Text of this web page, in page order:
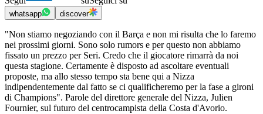
whatsapp discover
"Non stiamo negoziando con il Barça e non mi risulta che lo faremo
nei prossimi giorni. Sono solo rumors e per questo non abbiamo
fissato un prezzo per Seri. Credo che il giocatore rimarrà da noi
questa stagione. Certamente è disposto ad ascoltare eventuali
proposte, ma allo stesso tempo sta bene qui a Nizza
indipendentemente dal fatto se ci qualificheremo per la fase a gironi
di Champions". Parole del direttore generale del Nizza, Julien
Fournier, sul futuro del centrocampista della Costa d'Avorio.